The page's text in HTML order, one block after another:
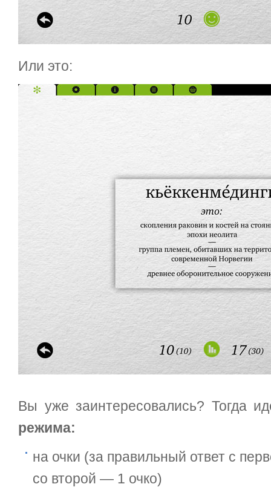
Или это:
Вы уже заинтересовались? Тогда
режима:
на очки (за правильный ответ с
со второй — 1 очко)